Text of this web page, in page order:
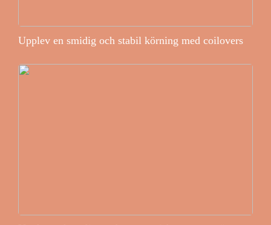
Upplev en smidig och stabil körning med coilovers